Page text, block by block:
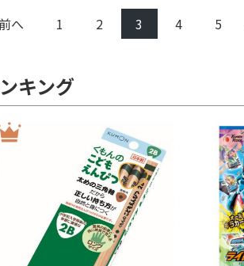
へ 1 2 3 4 5
キング